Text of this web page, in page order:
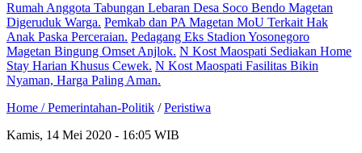
Rumah Anggota Tabungan Lebaran Desa Soco Bendo Magetan
Digeruduk Warga. Pemkab dan PA Magetan MoU Terkait Hak
Anak Paska Perceraian. Pedagang Eks Stadion Yosonegoro
Magetan Bingung Omset Anjlok. N Kost Maospati Sediakan Home
Stay Harian Khusus Cewek. N Kost Maospati Fasilitas Bikin
Nyaman, Harga Paling Aman.
Home /Pemerintahan-Politik /Peristiwa
Kamis, 14 Mei 2020 - 16:05 WIB